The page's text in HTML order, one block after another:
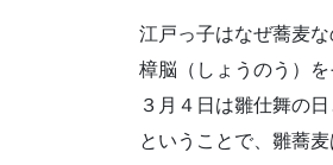
江戸っ子はなぜ蕎麦
樟脳（しょうのう）
３月４日は雛仕舞の
ということで、雛蕎